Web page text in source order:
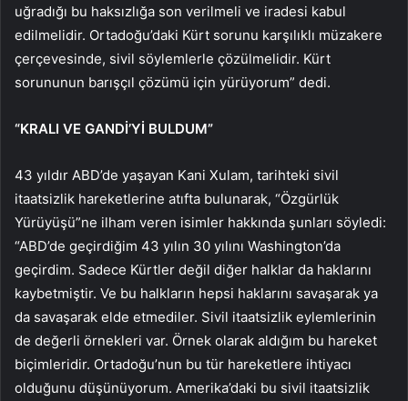
uğradığı bu haksızlığa son verilmeli ve iradesi kabul
edilmelidir. Ortadoğu’daki Kürt sorunu karşılıklı müzakere
çerçevesinde, sivil söylemlerle çözülmelidir. Kürt
sorununun barışçıl çözümü için yürüyorum” dedi.
“KRALI VE GANDİ’Yİ BULDUM”
43 yıldır ABD’de yaşayan Kani Xulam, tarihteki sivil
itaatsizlik hareketlerine atıfta bulunarak, “Özgürlük
Yürüyüşü”ne ilham veren isimler hakkında şunları söyledi:
“ABD’de geçirdiğim 43 yılın 30 yılını Washington’da
geçirdim. Sadece Kürtler değil diğer halklar da haklarını
kaybetmiştir. Ve bu halkların hepsi haklarını savaşarak ya
da savaşarak elde etmediler. Sivil itaatsizlik eylemlerinin
de değerli örnekleri var. Örnek olarak aldığım bu hareket
biçimleridir. Ortadoğu’nun bu tür hareketlere ihtiyacı
olduğunu düşünüyorum. Amerika’daki bu sivil itaatsizlik